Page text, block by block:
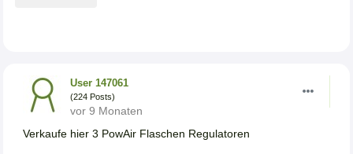
User 147061
(224 Posts)
vor 9 Monaten
Verkaufe hier 3 PowAir Flaschen Regulatoren